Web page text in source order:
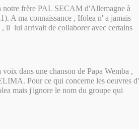
notre frère PAL SECAM d'Allemagne à
A ma connaissance , Ifolea n' a jamais
il lui arrivait de collaborer avec certains
dans une chanson de Papa Wemba ,
Pour ce qui concerne les oeuvres d'
mais j'ignore le nom du groupe qui